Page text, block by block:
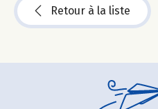
Retour à la liste